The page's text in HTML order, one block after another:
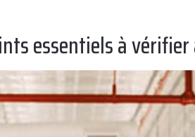
essentiels à